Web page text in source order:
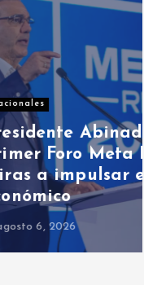
en
con